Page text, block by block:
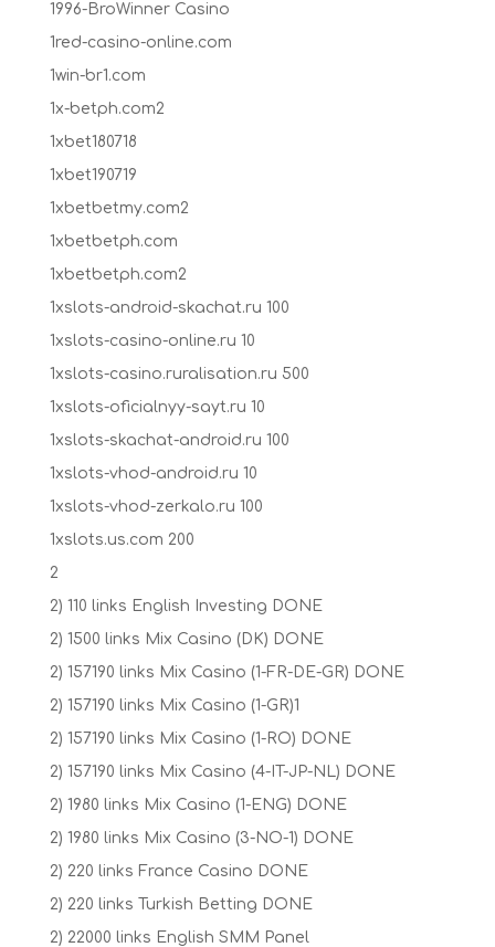
1996-BroWinner Casino
1red-casino-online.com
1win-br1.com
1x-betph.com2
1xbet180718
1xbet190719
1xbetbetmy.com2
1xbetbetph.com
1xbetbetph.com2
1xslots-android-skachat.ru 100
1xslots-casino-online.ru 10
1xslots-casino.ruralisation.ru 500
1xslots-oficialnyy-sayt.ru 10
1xslots-skachat-android.ru 100
1xslots-vhod-android.ru 10
1xslots-vhod-zerkalo.ru 100
1xslots.us.com 200
2
2) 110 links English Investing DONE
2) 1500 links Mix Casino (DK) DONE
2) 157190 links Mix Casino (1-FR-DE-GR) DONE
2) 157190 links Mix Casino (1-GR)1
2) 157190 links Mix Casino (1-RO) DONE
2) 157190 links Mix Casino (4-IT-JP-NL) DONE
2) 1980 links Mix Casino (1-ENG) DONE
2) 1980 links Mix Casino (3-NO-1) DONE
2) 220 links France Casino DONE
2) 220 links Turkish Betting DONE
2) 22000 links English SMM Panel